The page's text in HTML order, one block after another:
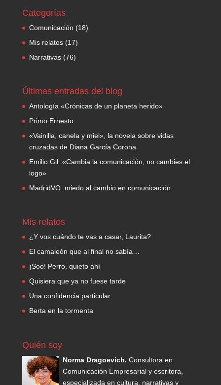
Categorías
Comunicación (18)
Mis relatos(17)
Narrativas(76)
Últimas entradas del blog
Antología «Crónicas de un planeta herido»
Primo Ernesto
«Vainilla, canela y miel», la novela sobre vidas
cruzadas de Diana García Corona
Emilio Gil: «Cambia la comunicación, no cambies el
logo»
MadridVO: miedo al cambio en comunicación
Mis relatos
¿Y vos cuándo te vas a casar, Laurita?
El camaleón que al final no sabía…
¡Soo! Perro, quieto ahí
Quisiera que ya no fuese tarde
Una confidencia particular
Berta en la tormenta
Quién soy
Norma Dragoevich. Consultora en
Comunicación Empresarial y escritora,
especializada en cultura, narrativas y